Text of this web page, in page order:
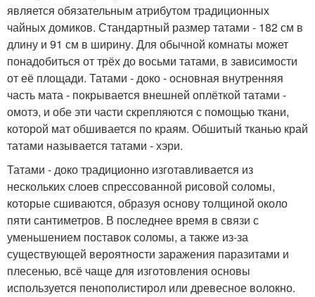
является обязательным атрибутом традиционных
чайных домиков. Стандартный размер татами - 182 см в
длину и 91 см в ширину. Для обычной комнаты может
понадобиться от трёх до восьми татами, в зависимости
от её площади. Татами - доко - основная внутренняя
часть мата - покрывается внешней оплёткой татами -
омотэ, и обе эти части скрепляются с помощью ткани,
которой мат обшивается по краям. Обшитый тканью край
татами называется татами - хэри.
Татами - доко традиционно изготавливается из
нескольких слоев спрессованной рисовой соломы,
которые сшиваются, образуя основу толщиной около
пяти сантиметров. В последнее время в связи с
уменьшением поставок соломы, а также из-за
существующей вероятности заражения паразитами и
плесенью, всё чаще для изготовления основы
используется пенополистирол или древесное волокно.